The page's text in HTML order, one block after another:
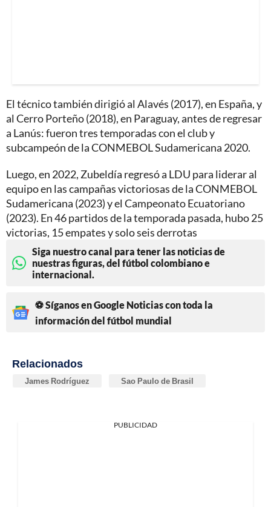
El técnico también dirigió al Alavés (2017), en España, y
al Cerro Porteño (2018), en Paraguay, antes de regresar
a Lanús: fueron tres temporadas con el club y
subcampeón de la CONMEBOL Sudamericana 2020.
Luego, en 2022, Zubeldía regresó a LDU para liderar al
equipo en las campañas victoriosas de la CONMEBOL
Sudamericana (2023) y el Campeonato Ecuatoriano
(2023). En 46 partidos de la temporada pasada, hubo 25
victorias, 15 empates y solo seis derrotas
Siga nuestro canal para tener las noticias de
nuestras figuras, del fútbol colombiano e
internacional.
⚽ Síganos en Google Noticias con toda la
información del fútbol mundial
Relacionados
James Rodríguez Sao Paulo de Brasil
PUBLICIDAD